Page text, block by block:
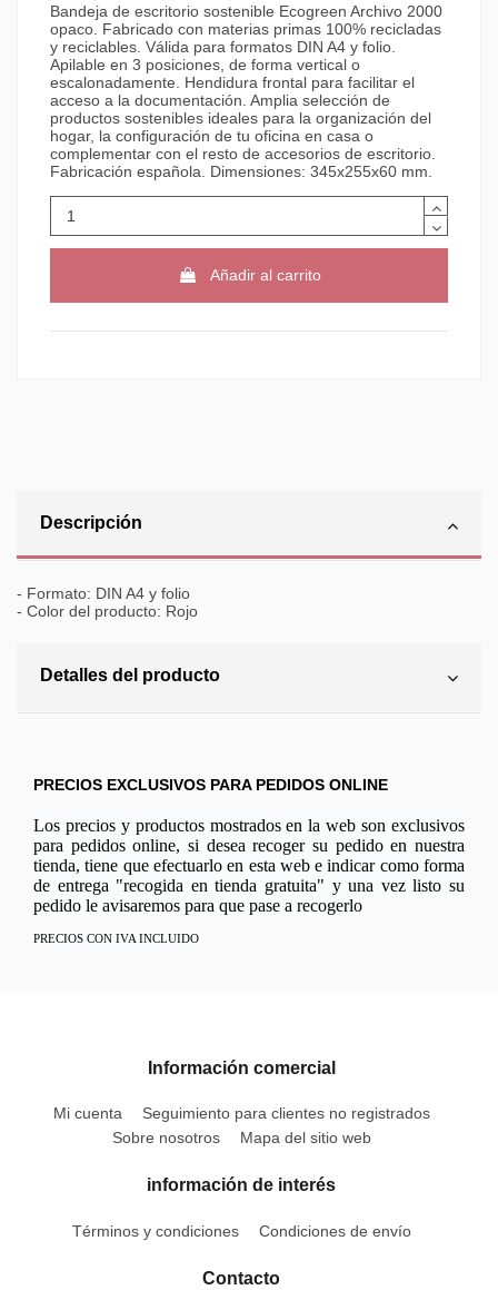
Bandeja de escritorio sostenible Ecogreen Archivo 2000
opaco. Fabricado con materias primas 100% recicladas
y reciclables. Válida para formatos DIN A4 y folio.
Apilable en 3 posiciones, de forma vertical o
escalonadamente. Hendidura frontal para facilitar el
acceso a la documentación. Amplia selección de
productos sostenibles ideales para la organización del
hogar, la configuración de tu oficina en casa o
complementar con el resto de accesorios de escritorio.
Fabricación española. Dimensiones: 345x255x60 mm.
Añadir al carrito
Descripción
- Formato: DIN A4 y folio
- Color del producto: Rojo
Detalles del producto
PRECIOS EXCLUSIVOS PARA PEDIDOS ONLINE
Los precios y productos mostrados en la web son exclusivos
para pedidos online, si desea recoger su pedido en nuestra
tienda, tiene que efectuarlo en esta web e indicar como forma
de entrega "recogida en tienda gratuita" y una vez listo su
pedido le avisaremos para que pase a recogerlo
PRECIOS CON IVA INCLUIDO
Información comercial
Mi cuenta
Seguimiento para clientes no registrados
Sobre nosotros
Mapa del sitio web
información de interés
Términos y condiciones Condiciones de envío
Contacto